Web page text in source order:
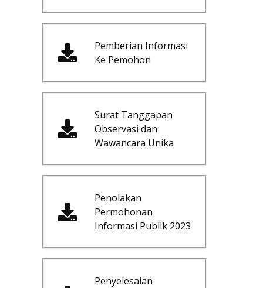
Pemberian Informasi
Ke Pemohon
Surat Tanggapan
Observasi dan
Wawancara Unika
Penolakan
Permohonan
Informasi Publik 2023
Penyelesaian